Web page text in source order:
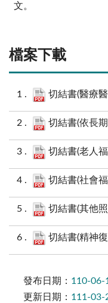
文。
檔案下載
切結書(醫療
切結書(依長期照顧服務法
切結書(老人福利住宿式機
切結書(社會
切結書(其他
切結書(精神
發布日期： 110-06-
更新日期： 111-03-